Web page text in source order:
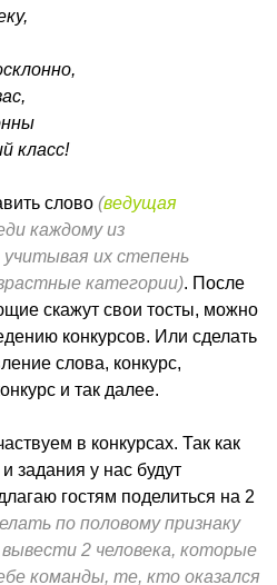
класс!
слово(ведущая
каждому из
их степень
категории). После
скажут свои тосты, можно
конкурсов. Или сделать
слова, конкурс,
и так далее.
в конкурсах. Так как
задания у нас будут
гостям поделиться на 2
по половому признаку
2 человека, которые
команды, те, кто оказался